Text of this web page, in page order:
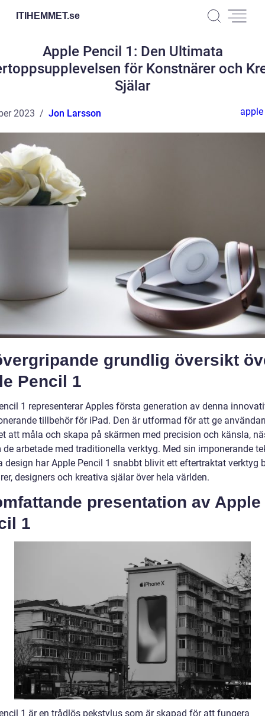
ITIHEMMET.se
Apple Pencil 1: Den Ultimata
för Konstnärer och
Själar
2023 Jon Larsson
grundlig översikt
Pencil 1
1 representerar Apples första generation av denna
tillbehör för iPad. Den är utformad för att ge
att måla och skapa på skärmen med precision och känsla,
de arbetade med traditionella verktyg. Med sin imponerande
design har Apple Pencil 1 snabbt blivit ett eftertraktat verktyg
designers och kreativa själar över hela världen.
presentation av Apple
1
1 är en trådlös pekstylus som är skapad för att fungera